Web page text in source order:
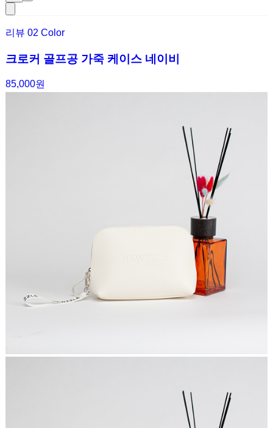
리뷰 02 Color
크로커 골프공 가죽 케이스 네이비
85,000원